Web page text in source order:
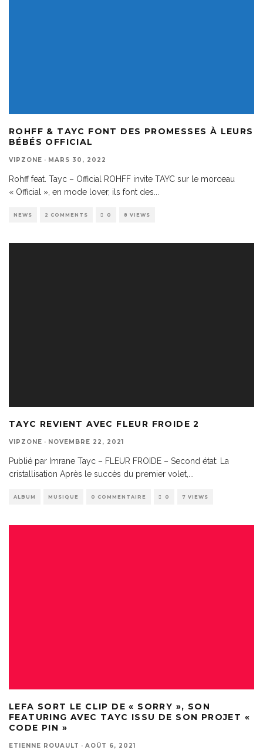
ROHFF & TAYC FONT DES PROMESSES À LEURS
BÉBÉS OFFICIAL
VIPZONE · MARS 30, 2022
Rohff feat. Tayc – Official ROHFF invite TAYC sur le morceau
« Official », en mode lover, ils font des
NEWS 2 COMMENTS 0 8 VIEWS
TAYC REVIENT AVEC FLEUR FROIDE 2
VIPZONE · NOVEMBRE 22, 2021
Publié par Imrane Tayc – FLEUR FROIDE – Second état: La
cristallisation Après le succès du premier volet,...
ALBUM MUSIQUE 0 COMMENTAIRE 0 7 VIEWS
LEFA SORT LE CLIP DE « SORRY », SON
FEATURING AVEC TAYC ISSU DE SON PROJET «
CODE PIN »
ETIENNE ROUAULT · AOÛT 6, 2021